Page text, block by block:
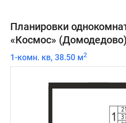
Планировки
«Космос» (Домодедово)
1-комн. кв, 38.50 м2